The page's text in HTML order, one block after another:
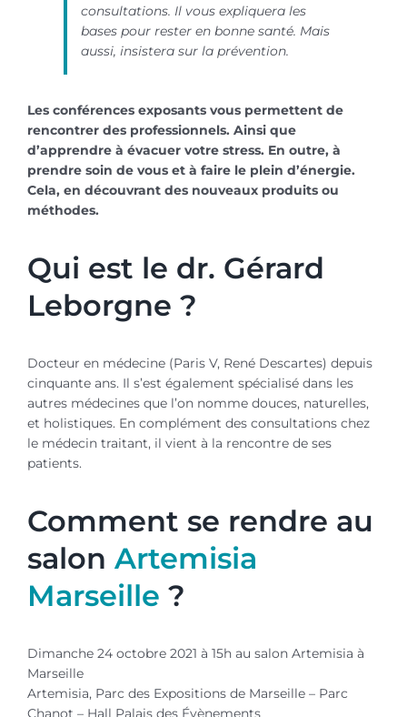
consultations. Il vous expliquera les
bases pour rester en bonne santé. Mais
aussi, insistera sur la prévention.
Les conférences exposants vous permettent de
rencontrer des professionnels. Ainsi que
d’apprendre à évacuer votre stress. En outre, à
prendre soin de vous et à faire le plein d’énergie.
Cela, en découvrant des nouveaux produits ou
méthodes.
Qui est le dr. Gérard
Leborgne ?
Docteur en médecine (Paris V, René Descartes) depuis
cinquante ans. Il s’est également spécialisé dans les
autres médecines que l’on nomme douces, naturelles,
et holistiques. En complément des consultations chez
le médecin traitant, il vient à la rencontre de ses
patients.
Comment se rendre au
salon Artemisia
Marseille ?
Dimanche 24 octobre 2021 à 15h au salon Artemisia à
Marseille
Artemisia, Parc des Expositions de Marseille – Parc
Chanot – Hall Palais des Évènements